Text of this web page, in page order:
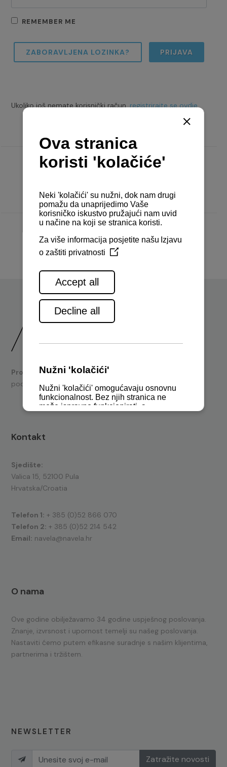
REMEMBER ME
ZABORAVLJENA LOZINKA? PRIJAVA
Ukoliko još nemate korisnički račun,registrirajte se ovdje.
Prodajabrodskih motora i nautičke opreme te tehnička
podrška.
Kontakt
Sjedište:
Valica 15, 52100 Pula
Hrvatska/Croatia
Telefon 1: + 385 (0)52 866 070
Telefon 2: + 385 (0)52 214 542
Email: navela@navela.hr
O nama
Ove godine obilježavamo 34 godine uspješnog poslovanja.
Znanje, izvrsnost i upornost temelji su našeg poslovanja.
Nastaviti ćemo putem efikasne suradnje s našim klijentima,
partnerima i tržištem.
NEWSLETTER
Zatražite novosti